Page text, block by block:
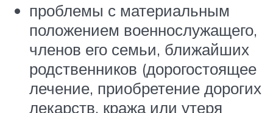
проблемы с материальным
положением военнослужащего,
членов его семьи, ближайших
родственников (дорогостоящее
лечение, приобретение дорогих
лекарств, кража или утеря